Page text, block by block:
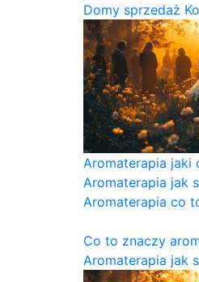
Domy sprzedaż
Aromaterapia jaki
Aromaterapia jak
Aromaterapia co
Co to znaczy
Aromaterapia jak